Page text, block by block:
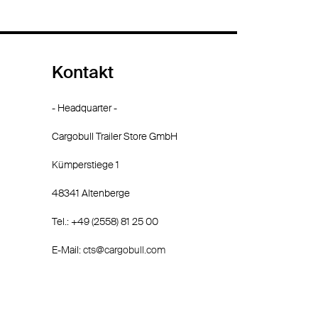
Kontakt
- Headquarter -
Cargobull Trailer Store GmbH
Kümperstiege 1
48341 Altenberge
Tel.: +49 (2558) 81 25 00
E-Mail:cts@cargobull.com